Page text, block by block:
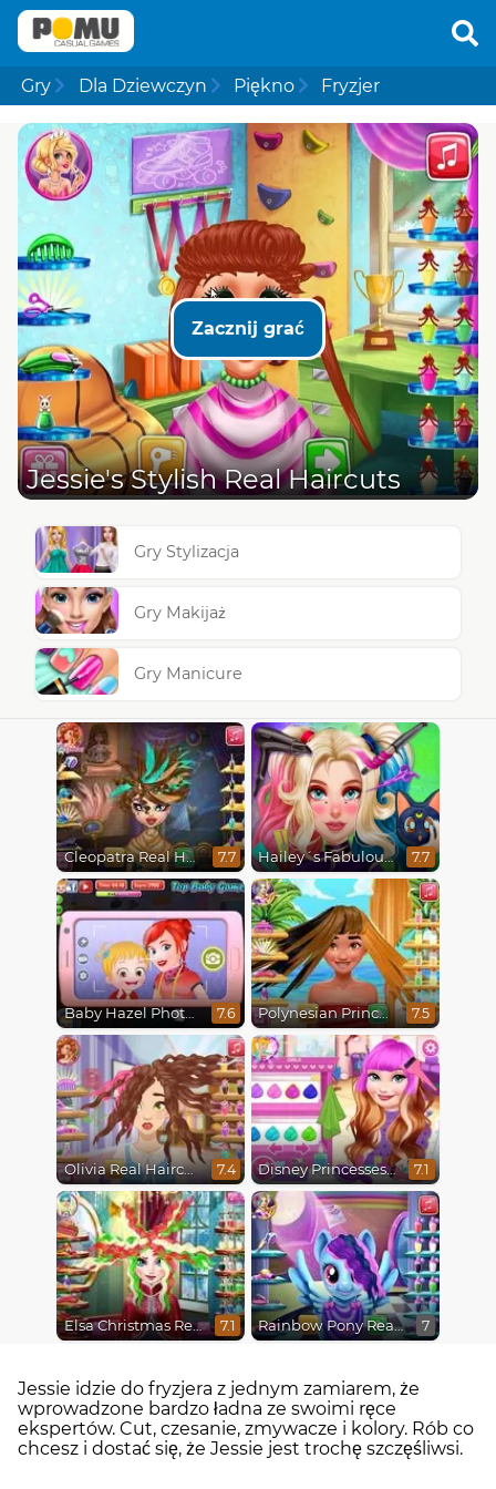
Gry Dla Dziewczyn Piękno Fryzjer
Zacznij grać
Jessie's Stylish Real Haircuts
Gry Stylizacja
Gry Makijaż
Gry Manicure
Cleopatra Real Haircuts 7.7 Hailey´s Fabulous Hairstyle Challenge 7.7
Baby Hazel Photoshoot 7.6 Polynesian Princess Real Haircuts 7.5
Olivia Real Haircuts 7.4 Disney Princesses Makeover Salon 7.1
Elsa Christmas Real Haircuts 7.1 Rainbow Pony Real Haircuts 7
Jessie idzie do fryzjera z jednym zamiarem, że
wprowadzone bardzo ładna ze swoimi ręce
ekspertów. Cut, czesanie, zmywacze i kolory. Rób co
chcesz i dostać się, że Jessie jest trochę szczęśliwsi.